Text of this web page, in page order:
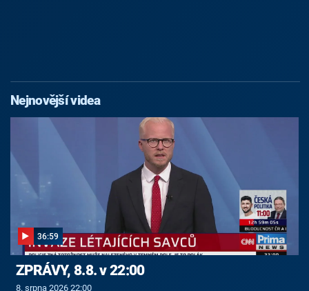
Nejnovější videa
36:59
ZPRÁVY, 8.8. v 22:00
8. srpna 2026 22:00